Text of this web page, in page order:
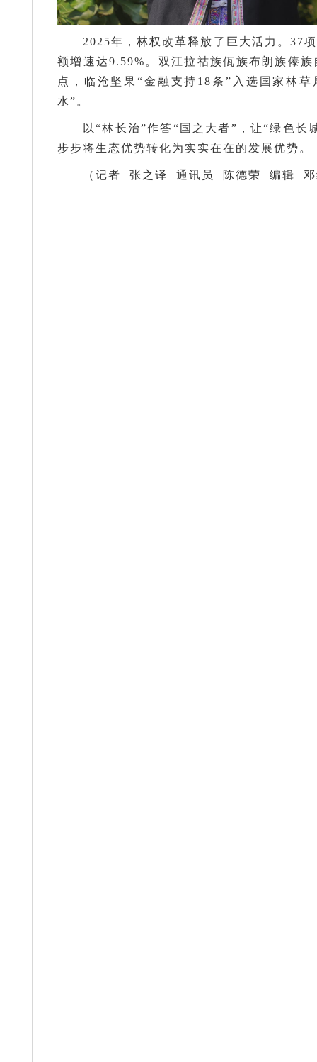
2025年，林权改革释放了巨大活力。37
额增速达9.59%。双江拉祜族佤族布朗族傣
点，临沧坚果“金融支持18条”入选国家林
水”。
以“林长治”作答“国之大者”，让“绿色
步步将生态优势转化为实实在在的发展优势。
（记者 张之译 通讯员 陈德荣 编辑